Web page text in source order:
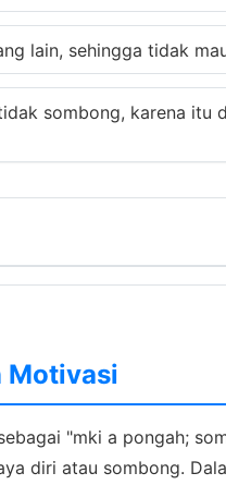
lain, sehingga tidak
sombong, karena itu
Motivasi
"mki a pongah;
diri atau sombong.